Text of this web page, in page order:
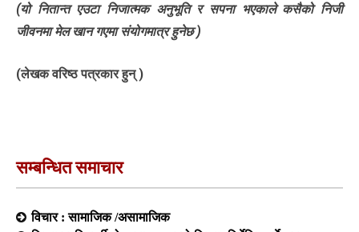
(यो नितान्त एउटा निजात्मक अनुभूति र सपना भएकाले कसैको निजी
जीवनमा मेल खान गएमा संयोगमात्र हुनेछ )
(लेखक वरिष्ठ पत्रकार हुन् )
सम्बन्धित समाचार
विचार : सामाजिक /असामाजिक